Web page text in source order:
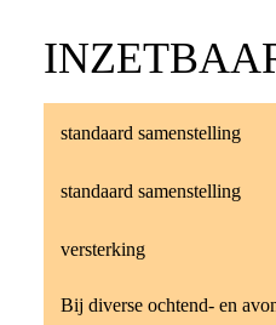
standaard samenstelling
standaard samenstelling
versterking
Bij diverse ochtend- en